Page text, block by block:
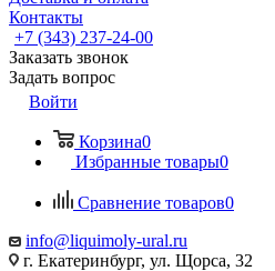
Контакты
+7 (343) 237-24-00
Заказать звонок
Задать вопрос
Войти
Корзина0
Избранные товары0
Сравнение товаров0
info@liquimoly-ural.ru
г. Екатеринбург, ул. Щорса, 32